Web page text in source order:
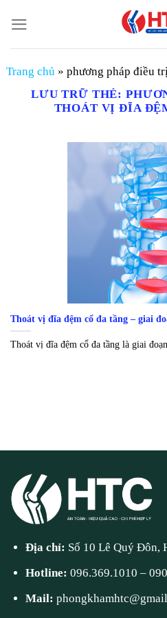
đến
nội
dung
Trang chủ » phương pháp điều
LƯU TRỮ THẺ:
THOÁT VỊ ĐĨA
Thoát vị đĩa đệm cổ đa tầng – giai
Thoát vị đĩa đệm cổ đa tầng là giai
Địa chỉ: Số 10 Lê Quý Đôn,
Hotline:096.369.1010 –
Mail: